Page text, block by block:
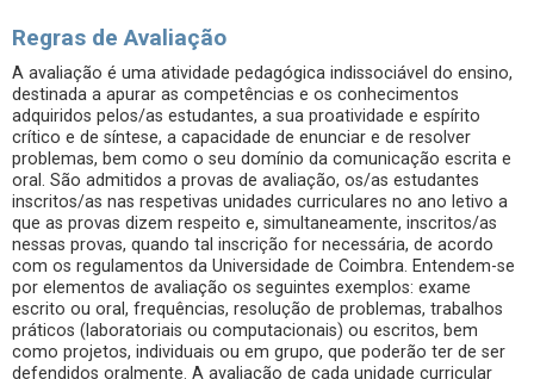
Regras de Avaliação
A avaliação é uma atividade pedagógica indissociável do ensino,
destinada a apurar as competências e os conhecimentos
adquiridos pelos/as estudantes, a sua proatividade e espírito
crítico e de síntese, a capacidade de enunciar e de resolver
problemas, bem como o seu domínio da comunicação escrita e
oral. São admitidos a provas de avaliação, os/as estudantes
inscritos/as nas respetivas unidades curriculares no ano letivo a
que as provas dizem respeito e, simultaneamente, inscritos/as
nessas provas, quando tal inscrição for necessária, de acordo
com os regulamentos da Universidade de Coimbra. Entendem-se
por elementos de avaliação os seguintes exemplos: exame
escrito ou oral, frequências, resolução de problemas, trabalhos
práticos (laboratoriais ou computacionais) ou escritos, bem
como projetos, individuais ou em grupo, que poderão ter de ser
defendidos oralmente. A avaliação de cada unidade curricular